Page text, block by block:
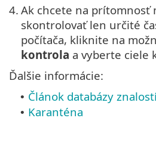
4. Ak chcete na prítomnosť
skontrolovať len určité
počítača, kliknite na
kontrola a vyberte ciele
Ďalšie informácie:
• Článok databázy
• Karanténa